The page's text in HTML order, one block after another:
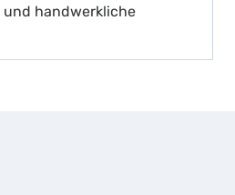
und handwerkliche